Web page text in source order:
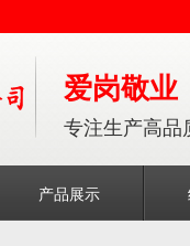
爱岗敬业
专注生产高品
产品展示